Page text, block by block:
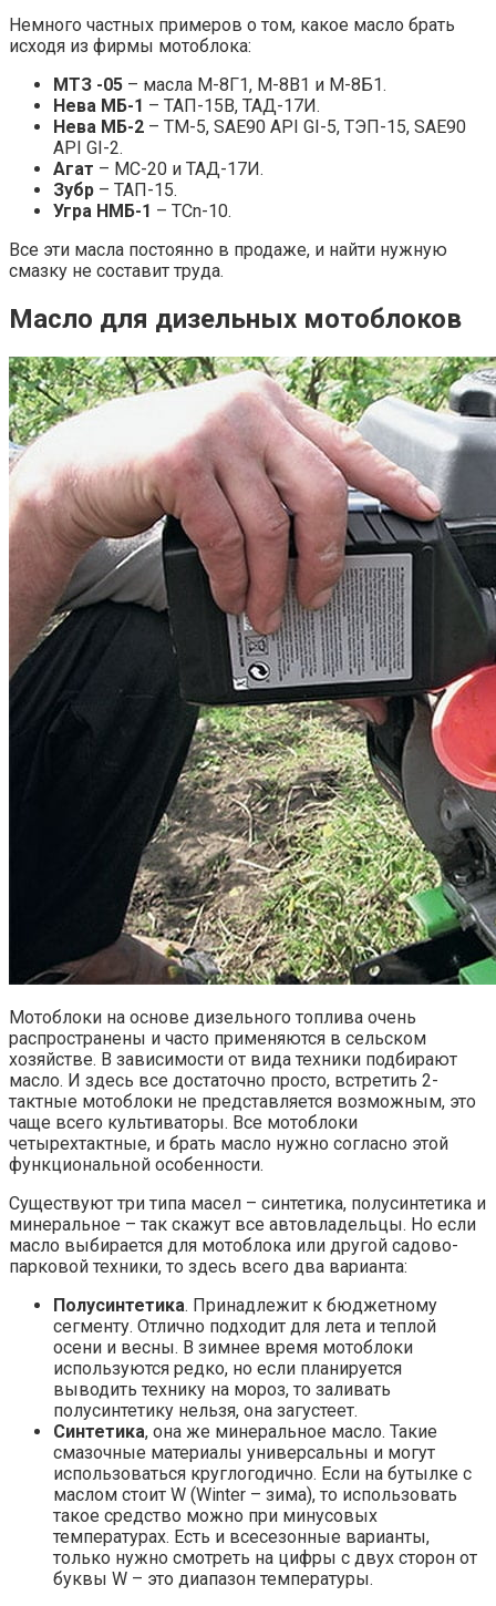
Немного частных примеров о том, какое масло брать
исходя из фирмы мотоблока:
МТЗ -05 – масла М-8Г1, М-8В1 и М-8Б1.
Нева МБ-1 – ТАП-15В, ТАД-17И.
Нева МБ-2 – ТМ-5, SAE90 API GI-5, ТЭП-15, SAE90
API GI-2.
Агат – МС-20 и ТАД-17И.
Зубр – ТАП-15.
Угра НМБ-1 – TCn-10.
Все эти масла постоянно в продаже, и найти нужную
смазку не составит труда.
Масло для дизельных мотоблоков
Мотоблоки на основе дизельного топлива очень
распространены и часто применяются в сельском
хозяйстве. В зависимости от вида техники подбирают
масло. И здесь все достаточно просто, встретить 2-
тактные мотоблоки не представляется возможным, это
чаще всего культиваторы. Все мотоблоки
четырехтактные, и брать масло нужно согласно этой
функциональной особенности.
Существуют три типа масел – синтетика, полусинтетика и
минеральное – так скажут все автовладельцы. Но если
масло выбирается для мотоблока или другой садово-
парковой техники, то здесь всего два варианта:
Полусинтетика. Принадлежит к бюджетному
сегменту. Отлично подходит для лета и теплой
осени и весны. В зимнее время мотоблоки
используются редко, но если планируется
выводить технику на мороз, то заливать
полусинтетику нельзя, она загустеет.
Синтетика, она же минеральное масло. Такие
смазочные материалы универсальны и могут
использоваться круглогодично. Если на бутылке с
маслом стоит W (Winter – зима), то использовать
такое средство можно при минусовых
температурах. Есть и всесезонные варианты,
только нужно смотреть на цифры с двух сторон от
буквы W – это диапазон температуры.